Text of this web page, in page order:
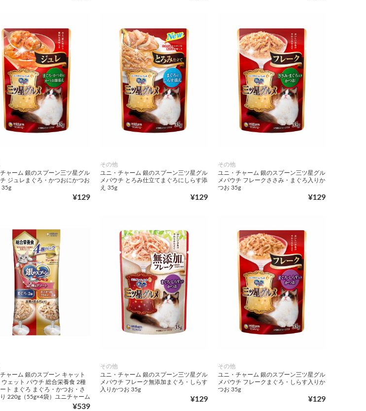
ャーム 銀のスプーン三ツ星グル
チ ジュレまぐろ・かつおにかつお
35g
¥129
その他
ユニ・チャーム 銀のスプーン三ツ星グル
メパウチ とろみ仕立てまぐろにしらす添
え 35g
¥129
その他
ユニ・チャーム 銀のスプーン三ツ星グル
メパウチ フレークささみ・まぐろ入りか
つお 35g
¥129
ャーム 銀のスプーン キャット
ウェット パウチ 総合栄養食 2種
ト まぐろ まぐろ・かつお・さ
220g（55g×4袋）ユニチャーム
¥539
その他
ユニ・チャーム 銀のスプーン三ツ星グル
メパウチ フレーク無添加まぐろ・しらす
入りかつお 35g
¥129
その他
ユニ・チャーム 銀のスプーン三ツ星グル
メパウチ フレークまぐろ・しらす入りか
つお 35g
¥129